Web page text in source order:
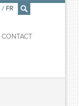
×
CONTACT
/ FR